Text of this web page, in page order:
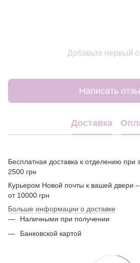
Добавьте первый
Написать
Доставка
Бесплатная доставка к отделению при
2500 грн
Курьером Новой почты к вашей двери
от 10000 грн
Больше информации о доставке
Наличными при получении
Банковской картой